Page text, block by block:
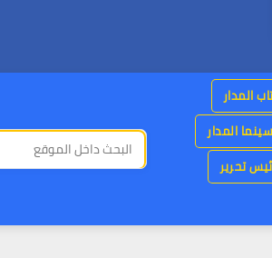
المدار
سينما المدار
تحرير